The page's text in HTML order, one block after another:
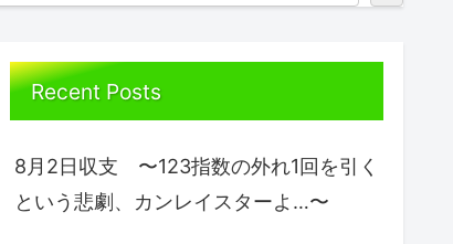
Recent Posts
8月2日収支 〜123指数の外れ1回を引く
という悲劇、カンレイスターよ…〜